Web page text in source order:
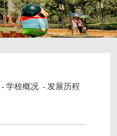
学校概况- 发展历程